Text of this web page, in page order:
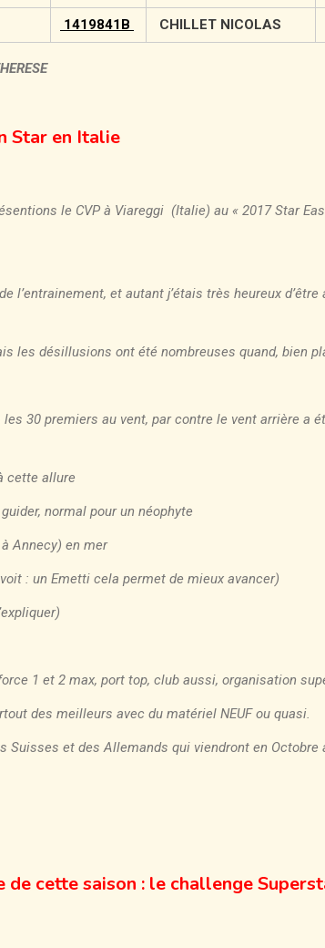
1419841B CHILLET NICOLAS
Star en Italie
le CVP à Viareggi (Italie) au « 2017 Star
l’entrainement, et autant j’étais très heureux
les désillusions ont été nombreuses quand, bien
30 premiers au vent, par contre le vent arrière a
cette allure
normal pour un néophyte
Annecy) en mer
: un Emetti cela permet de mieux avancer)
1 et 2 max, port top, club aussi, organisation
des meilleurs avec du matériel NEUF ou quasi.
Suisses et des Allemands qui viendront en Octobre
de cette saison : le challenge